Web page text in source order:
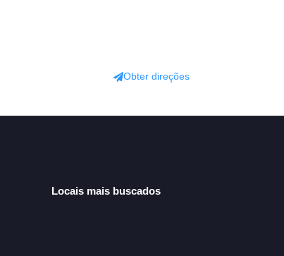
Obter direções
Locais mais buscados